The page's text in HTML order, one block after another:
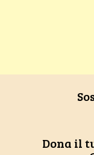
Dona il